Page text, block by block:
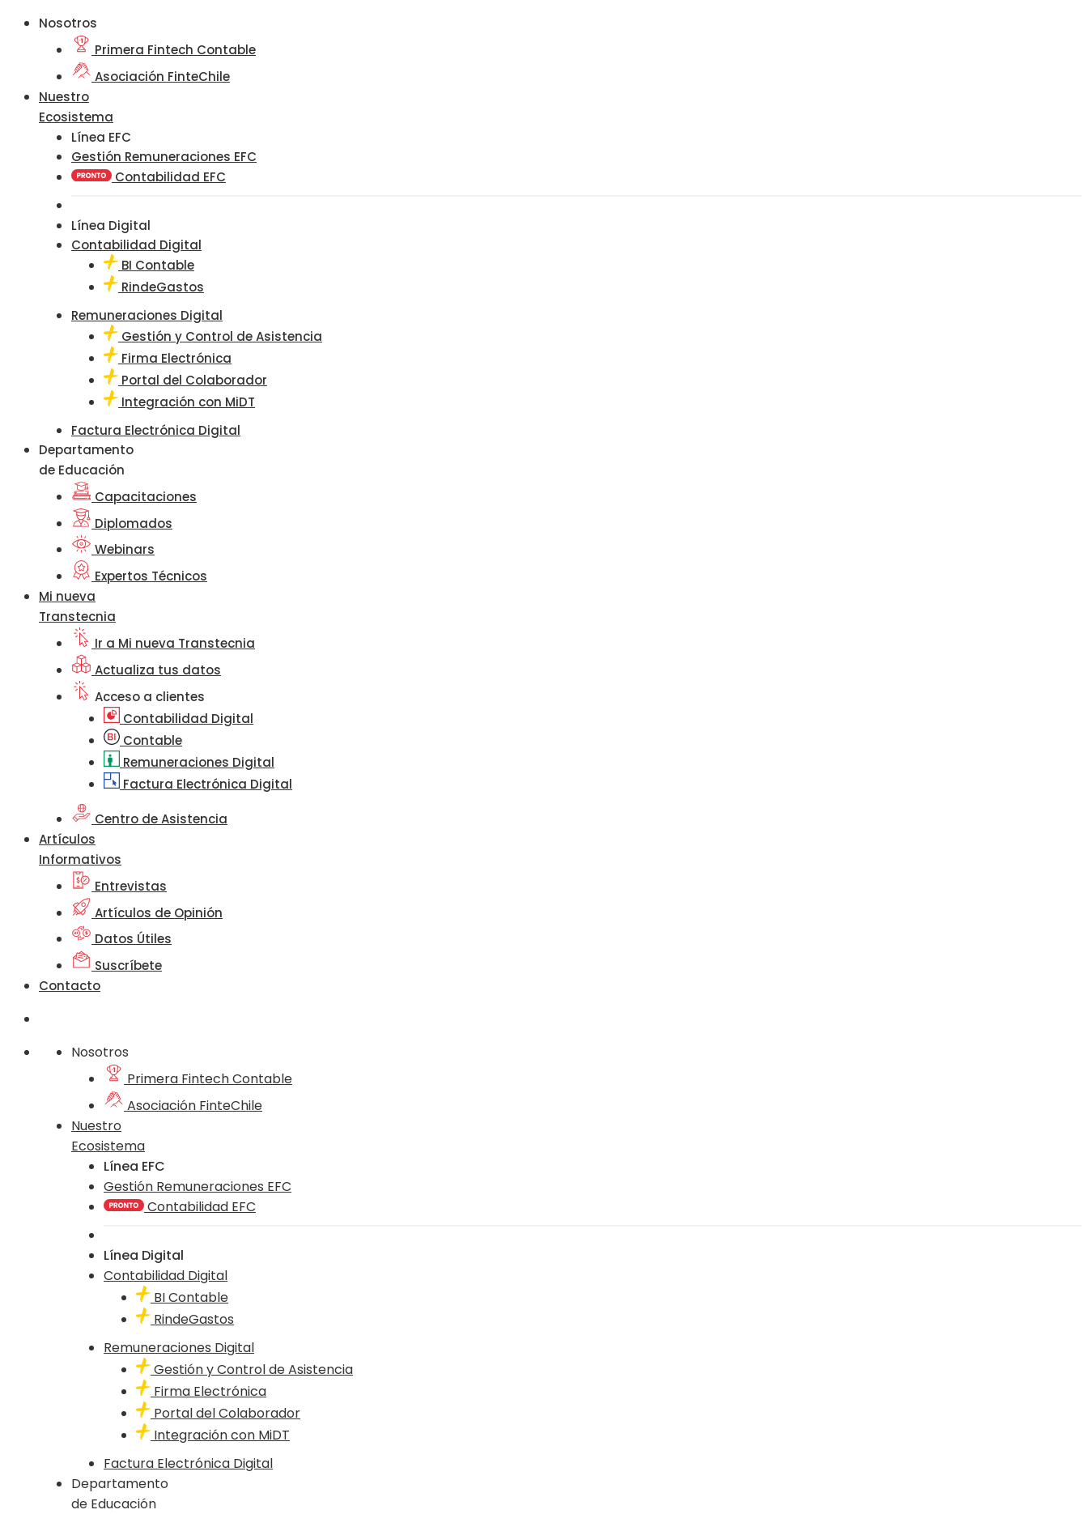
Nosotros
Primera Fintech Contable
Asociación FinteChile
Nuestro
Ecosistema
Línea EFC
Gestión Remuneraciones EFC
Contabilidad EFC
Línea Digital
Contabilidad Digital
BI Contable
RindeGastos
Remuneraciones Digital
Gestión y Control de Asistencia
Firma Electrónica
Portal del Colaborador
Integración con MiDT
Factura Electrónica Digital
Departamento
de Educación
Capacitaciones
Diplomados
Webinars
Expertos Técnicos
Mi nueva
Transtecnia
Ir a Mi nueva Transtecnia
Actualiza tus datos
Acceso a clientes
Contabilidad Digital
Contable
Remuneraciones Digital
Factura Electrónica Digital
Centro de Asistencia
Artículos
Informativos
Entrevistas
Artículos de Opinión
Datos Útiles
Suscríbete
Contacto
Nosotros
Primera Fintech Contable
Asociación FinteChile
Nuestro
Ecosistema
Línea EFC
Gestión Remuneraciones EFC
Contabilidad EFC
Línea Digital
Contabilidad Digital
BI Contable
RindeGastos
Remuneraciones Digital
Gestión y Control de Asistencia
Firma Electrónica
Portal del Colaborador
Integración con MiDT
Factura Electrónica Digital
Departamento
de Educación